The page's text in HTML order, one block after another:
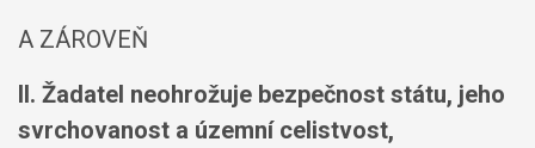
A ZÁROVEŇ
II. Žadatel neohrožuje bezpečnost státu, jeho
svrchovanost a územní celistvost,